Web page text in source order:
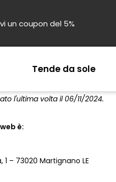
un coupon del 5%
Tende da sole
l'ultima volta il 06/11/2024.
è:
– 73020 Martignano LE